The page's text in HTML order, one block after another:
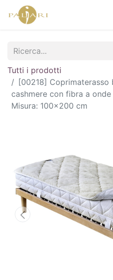
Tutti i prodotti
[00218] Coprimaterasso
cashmere con fibra a
Misura: 100x200 cm